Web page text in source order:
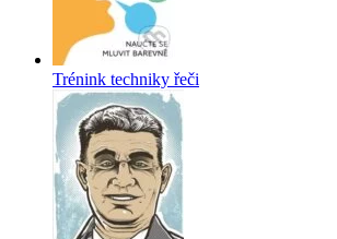
Trénink techniky řeči